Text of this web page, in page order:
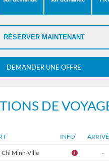
RÉSERVER MAINTENANT
DEMANDER UNE OFFRE
DE
INFO
Chi Minh-Ville –